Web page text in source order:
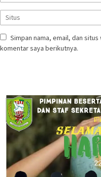
Simpan nama, email, dan
komentar saya berikutnya.